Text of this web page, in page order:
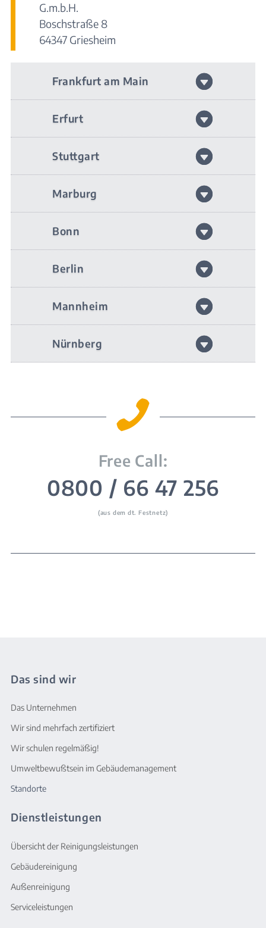
G.m.b.H.
Boschstraße 8
64347 Griesheim
Frankfurt am Main
Erfurt
Stuttgart
Marburg
Bonn
Berlin
Mannheim
Nürnberg

Free Call:
0800 / 66 47 256
(aus dem dt. Festnetz)
Das sind wir
Das Unternehmen
Wir sind mehrfach zertifiziert
Wir schulen regelmäßig!
Umweltbewußtsein im Gebäudemanagement
Standorte
Dienstleistungen
Übersicht der Reinigungsleistungen
Gebäudereinigung
Außenreinigung
Serviceleistungen